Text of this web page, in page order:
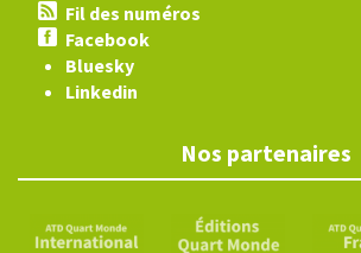
Fil des numéros
Facebook
Bluesky
Linkedin
Nos partenaires